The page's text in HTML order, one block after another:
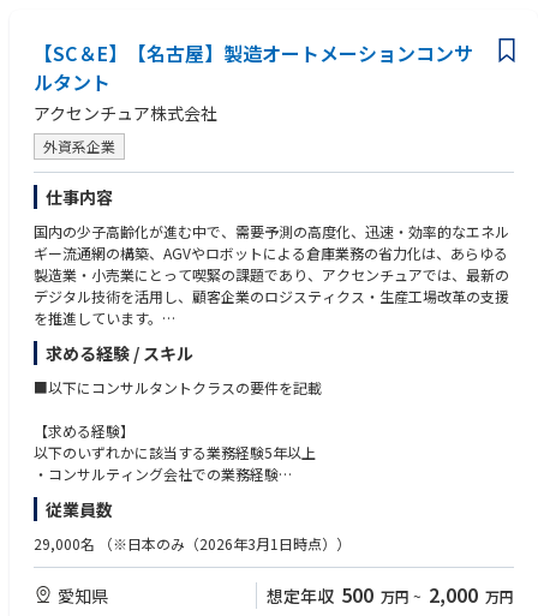
・前例のない課題に対しても、どのように対応したらよいのか自分なりに
考え抜いて行動に移せることができる方
・新しい分野・困難な課題に対し、自ら成⾧できるチャンスと捉えること
ができる方
【SC＆E】【名古屋】製造オートメーションコンサ
ルタント
アクセンチュア株式会社
外資系企業
仕事内容
国内の少子高齢化が進む中で、需要予測の高度化、迅速・効率的なエネル
ギー流通網の構築、AGVやロボットによる倉庫業務の省力化は、あらゆる
製造業・小売業にとって喫緊の課題であり、アクセンチュアでは、最新の
デジタル技術を活用し、顧客企業のロジスティクス・生産工場改革の支援
を推進しています。
生産及び物流領域におけるクライアントに対し、ロボット技術やAI等を活
用した自動化の支援をします。
【PJ事例】
・自動化/ロボティックス戦略/物流デジタルトランスフォーメーション戦
略の立案と実行推進
ロボット導入
・倉庫移転, 新設に伴う構想支援, 業務支援
・最新デジタルテクノロジー活用（AI, ロボット技術等)を想定した
└物流業務プロセスのグランドデザイン 等
求める経験 / スキル
■以下にコンサルタントクラスの要件を記載
【求める経験】
以下のいずれかに該当する業務経験5年以上
・コンサルティング会社での業務経験
・ソフトウェアやSI企業における、システム構築プロジェクト経験
・物流、倉庫、製造業界での物流関連システム（Warehouse Management
System）や輸送管理システム（Transport Management System)の開発・
-システム開発プロジェクトにおける要件定義、設計、開発、テスト、導入
の経験
従業員数
29,000名 （※日本のみ（2026年3月1日時点））
愛知県 想定年収 500 万円 ~ 2,000 万円